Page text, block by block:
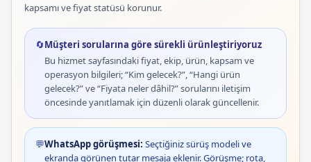
kapsamı ve fiyat statüsü korunur.
🔄Müşteri sorularına göre sürekli ürünleştiriyoruz
Bu hizmet sayfasındaki fiyat, ekip, ürün, kapsam ve
operasyon bilgileri; “Kim gelecek?”, “Hangi ürün
gelecek?” ve “Fiyata neler dâhil?” sorularını iletişim
öncesinde yanıtlamak için düzenli olarak güncellenir.
💬WhatsApp görüşmesi: Seçtiğiniz sürüş modeli ve
ekranda görünen tutar mesaja eklenir. Görüşme; rota,